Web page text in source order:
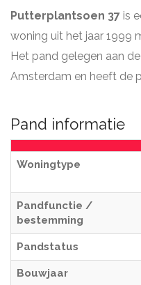
Putterplantsoen 37 is
woning uit het jaar 1999
Het pand gelegen aan
Amsterdam en heeft de
Pand informatie
Woningtype
Pandfunctie /
bestemming
Pandstatus
Bouwjaar